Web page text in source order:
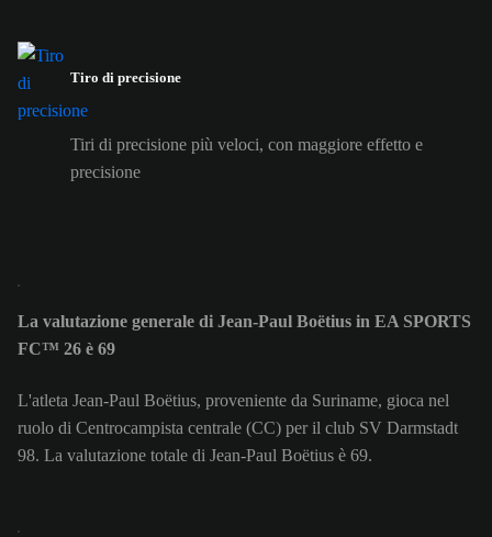
Tiro di precisione
Tiri di precisione più veloci, con maggiore effetto e
precisione
La valutazione generale di Jean-Paul Boëtius in EA SPORTS
FC™ 26 è 69
L'atleta Jean-Paul Boëtius, proveniente da Suriname, gioca nel
ruolo di Centrocampista centrale (CC) per il club SV Darmstadt
98. La valutazione totale di Jean-Paul Boëtius è 69.